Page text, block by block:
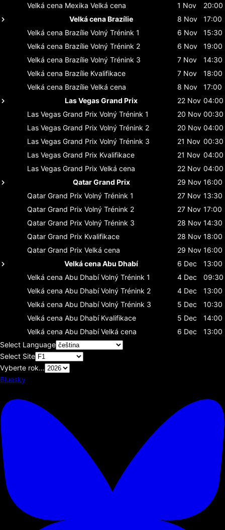
Velká cena Mexika Velká cena 1 Nov
20:00
Velká cena Brazílie
8 Nov
17:00
Velká cena Brazílie Volný Trénink 1 6 Nov
15:30
Velká cena Brazílie Volný Trénink 2 6 Nov
19:00
Velká cena Brazílie Volný Trénink 3 7 Nov
14:30
Velká cena Brazílie Kvalifikace 7 Nov
18:00
Velká cena Brazílie Velká cena 8 Nov
17:00
Las Vegas Grand Prix
22 Nov 04:00
Las Vegas Grand Prix Volný Trénink 1 20 Nov 00:30
Las Vegas Grand Prix Volný Trénink 2 20 Nov 04:00
Las Vegas Grand Prix Volný Trénink 3 21 Nov 00:30
Las Vegas Grand Prix Kvalifikace 21 Nov 04:00
Las Vegas Grand Prix Velká cena 22 Nov 04:00
Qatar Grand Prix
29 Nov 16:00
Qatar Grand Prix Volný Trénink 1 27 Nov 13:30
Qatar Grand Prix Volný Trénink 2 27 Nov 17:00
Qatar Grand Prix Volný Trénink 3 28 Nov 14:30
Qatar Grand Prix Kvalifikace 28 Nov 18:00
Qatar Grand Prix Velká cena 29 Nov 16:00
Velká cena Abu Dhabí
6 Dec
13:00
Velká cena Abu Dhabí Volný Trénink 1 4 Dec
09:30
Velká cena Abu Dhabí Volný Trénink 2 4 Dec
13:00
Velká cena Abu Dhabí Volný Trénink 3 5 Dec
10:30
Velká cena Abu Dhabí Kvalifikace 5 Dec
14:00
Velká cena Abu Dhabí Velká cena 6 Dec
13:00
Select Language
Select Site
Vyberte rok...
Bluesky